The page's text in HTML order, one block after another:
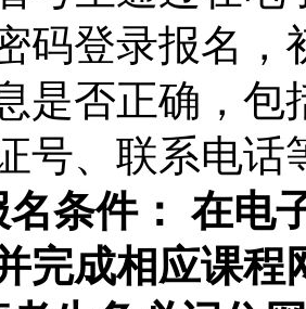
码登录报名，
是否正确，包
号、联系电话
条件： 在电
完成相应课程